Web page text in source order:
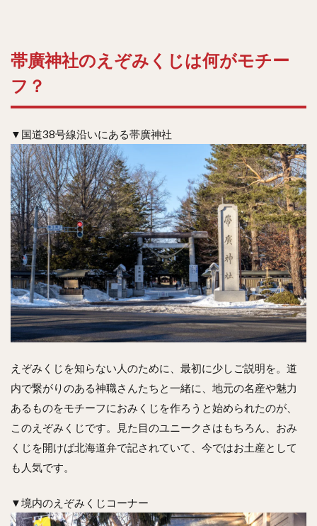
帯廣神社のえぞみくじは何がモチー
フ？
▼国道38号線沿いにある帯廣神社
えぞみくじを知らない人のために、最初に少しご説明を。道
内で繋がりのある神職さんたちと一緒に、地元の名産や魅力
あるものをモチーフにおみくじを作ろうと始められたのが、
このえぞみくじです。見た目のユニークさはもちろん、おみ
くじを開けば北海道弁で記されていて、今ではお土産として
も人気です。
▼境内のえぞみくじコーナー